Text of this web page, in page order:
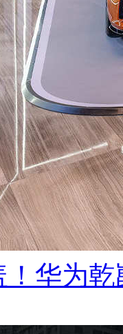
华为